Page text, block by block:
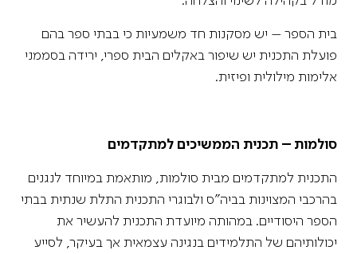
בית הספר – יש מסקנות חד משמעיות כי בבתי ספר בהם
פועלת התכנית יש שיפור באקלים הבית ספרי, ירידה בסממני
אלימות מילולית ופיזית.
סולמות – תכנית הממשיכים למתקדמים
התכנית למתקדמים מבית סולמות, מותאמת במיוחד לנגנים
בהרכבי המצוינות בביה"ס ולבוגרי התכנית התלת שנתית בבתי
הספר היסודיים. במהותה מיועדת התכנית להעשיר את
יכולותיהם של התלמידים בנגינה עצמאית אך בעיקר, לסייע